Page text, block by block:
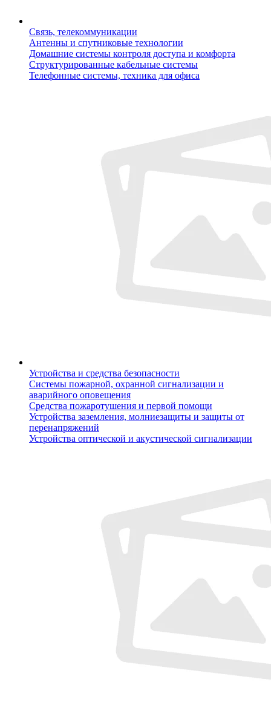
Связь, телекоммуникации
Антенны и спутниковые технологии
Домашние системы контроля доступа и комфорта
Структурированные кабельные системы
Телефонные системы, техника для офиса
Устройства и средства безопасности
Системы пожарной, охранной сигнализации и
аварийного оповещения
Средства пожаротушения и первой помощи
Устройства заземления, молниезащиты и защиты от
перенапряжений
Устройства оптической и акустической сигнализации